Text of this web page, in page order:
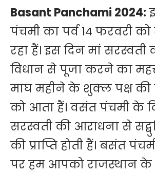
Basant Panchami 2024:
पंचमी का पर्व 14 फरवरी
रहा हैं। इस दिन मां सरस्वती
विधान से पूजा करने का
माघ महीने के शुक्ल पक्ष की
को आता हैं। वसंत पंचमी के
सरस्वती की आराधना से
की प्राप्ति होती हैं। बसंत
पर हम आपको राजस्थान के